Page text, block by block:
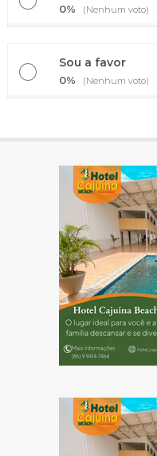
0% (Nenhum voto)
Sou a favor
0% (Nenhum voto)